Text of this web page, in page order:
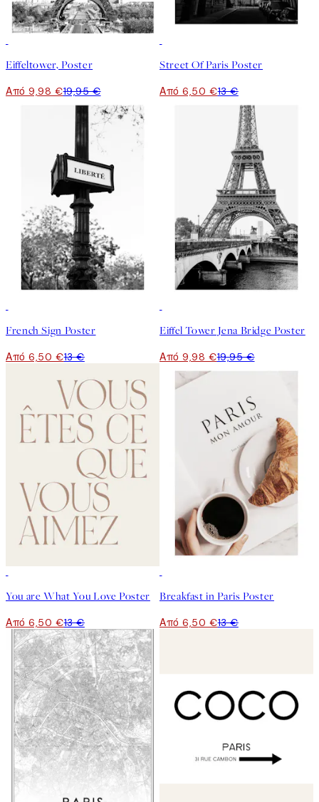
Eiffeltower, Poster
Από 9,98 €19,95 €
Street Of Paris Poster
Από 6,50 €13 €
French Sign Poster
Από 6,50 €13 €
Eiffel Tower Jena Bridge Poster
Από 9,98 €19,95 €
You are What You Love Poster
Από 6,50 €13 €
Breakfast in Paris Poster
Από 6,50 €13 €